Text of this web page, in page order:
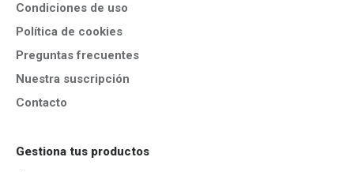
Condiciones de uso
Política de cookies
Preguntas frecuentes
Nuestra suscripción
Contacto
Gestiona tus productos